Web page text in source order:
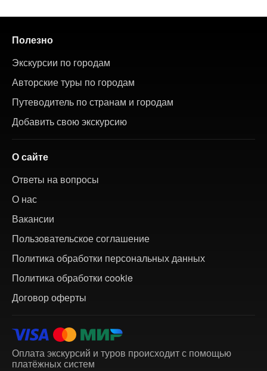
Полезно
Экскурсии по городам
Авторские туры по городам
Путеводитель по странам и городам
Добавить свою экскурсию
О сайте
Ответы на вопросы
О нас
Вакансии
Пользовательское соглашение
Политика обработки персональных данных
Политика обработки cookie
Договор оферты
Оплата экскурсий и туров происходит с помощью
платёжных систем